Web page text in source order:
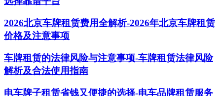
2026北京车牌租赁费用全解析-2026年北京车牌租赁
价格及注意事项
车牌租赁的法律风险与注意事项-车牌租赁法律风险
解析及合法使用指南
电车牌子租赁省钱又便捷的选择-电车品牌租赁服务